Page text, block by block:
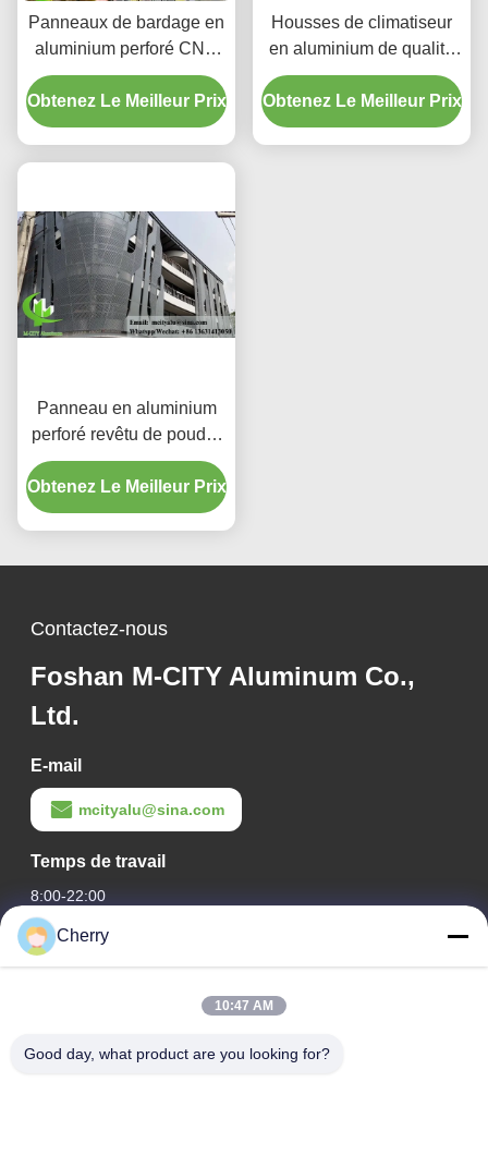
Panneaux de bardage en
aluminium perforé CNC
personnalisés avec
alliage 3003 H14/H24 et
revêtement PVDF pour
Obtenez Le Meilleur Prix
Housses de climatiseur
en aluminium de qualité
supérieure | Écrans de
protection décoratifs
Obtenez Le Meilleur Prix
Panneau en aluminium
perforé revêtu de poudre
avec couleurs RAL
personnalisées et motifs
de découpe laser pour
Obtenez Le Meilleur Prix
Contactez-nous
Foshan M-CITY Aluminum Co.,
Ltd.
E-mail
mcityalu@sina.com
Temps de travail
8:00-22:00
Notre adresse
Le parc industriel de Hegui, Lishui, Nanhai Foshan
Cherry
10:47 AM
Good day, what product are you looking for?